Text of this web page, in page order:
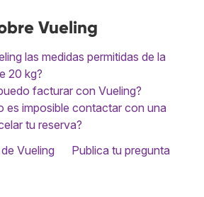
Vueling
las medidas permitidas de la
20 kg?
facturar con Vueling?
es imposible contactar con una
tu reserva?
Vueling
Publica tu pregunta